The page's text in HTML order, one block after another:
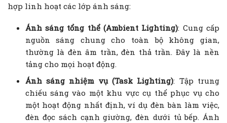
hợp linh hoạt các lớp ánh sáng:
Ánh sáng tổng thể (Ambient Lighting): Cung cấp
nguồn sáng chung cho toàn bộ không gian,
thường là đèn âm trần, đèn thả trần. Đây là nền
tảng cho mọi hoạt động.
Ánh sáng nhiệm vụ (Task Lighting): Tập trung
chiếu sáng vào một khu vực cụ thể phục vụ cho
một hoạt động nhất định, ví dụ đèn bàn làm việc,
đèn đọc sách cạnh giường, đèn dưới tủ bếp. Ánh